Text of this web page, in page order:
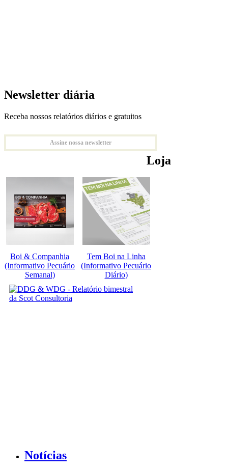
Newsletter diária
Receba nossos relatórios diários e gratuitos
Assine nossa newsletter
Loja
Boi & Companhia
(Informativo Pecuário
Semanal)
Tem Boi na Linha
(Informativo Pecuário
Diário)
Notícias